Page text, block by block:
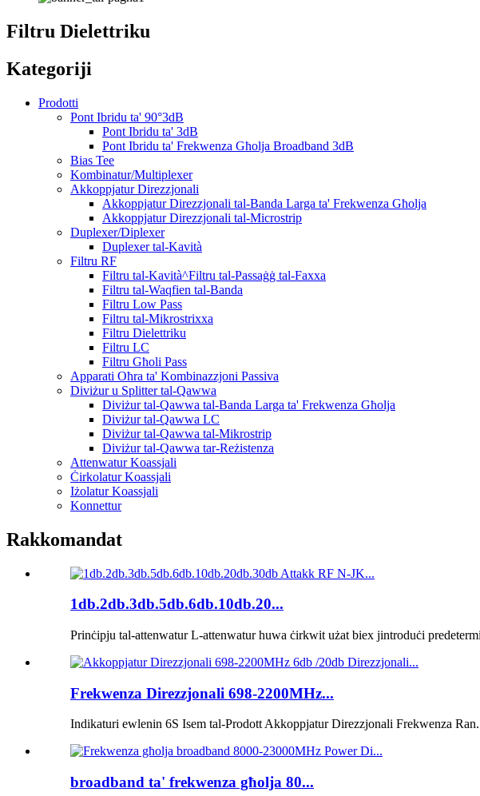
Filtru Dielettriku
Kategoriji
Prodotti
Pont Ibridu ta' 90°3dB
Pont Ibridu ta' 3dB
Pont Ibridu ta' Frekwenza Għolja Broadband 3dB
Bias Tee
Kombinatur/Multiplexer
Akkoppjatur Direzzjonali
Akkoppjatur Direzzjonali tal-Banda Larga ta' Frekwenza Għolja
Akkoppjatur Direzzjonali tal-Microstrip
Duplexer/Diplexer
Duplexer tal-Kavità
Filtru RF
Filtru tal-Kavità^Filtru tal-Passaġġ tal-Faxxa
Filtru tal-Waqfien tal-Banda
Filtru Low Pass
Filtru tal-Mikrostrixxa
Filtru Dielettriku
Filtru LC
Filtru Għoli Pass
Apparati Oħra ta' Kombinazzjoni Passiva
Diviżur u Splitter tal-Qawwa
Diviżur tal-Qawwa tal-Banda Larga ta' Frekwenza Għolja
Diviżur tal-Qawwa LC
Diviżur tal-Qawwa tal-Mikrostrip
Diviżur tal-Qawwa tar-Reżistenza
Attenwatur Koassjali
Ċirkolatur Koassjali
Iżolatur Koassjali
Konnettur
Rakkomandat
1db.2db.3db.5db.6db.10db.20...
Prinċipju tal-attenwatur L-attenwatur huwa ċirkwit użat biex jintroduċi
Frekwenza Direzzjonali 698-2200MHz...
Indikaturi ewlenin 6S Isem tal-Prodott Akkoppjatur Direzzjonali Frekwenza
broadband ta' frekwenza għolja 80...